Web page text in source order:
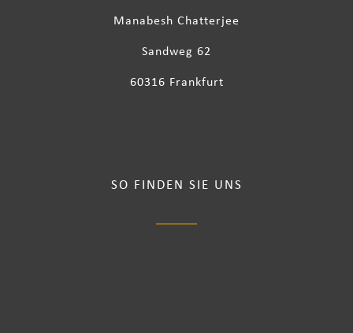
Manabesh Chatterjee
Sandweg 62
60316 Frankfurt
SO FINDEN SIE UNS